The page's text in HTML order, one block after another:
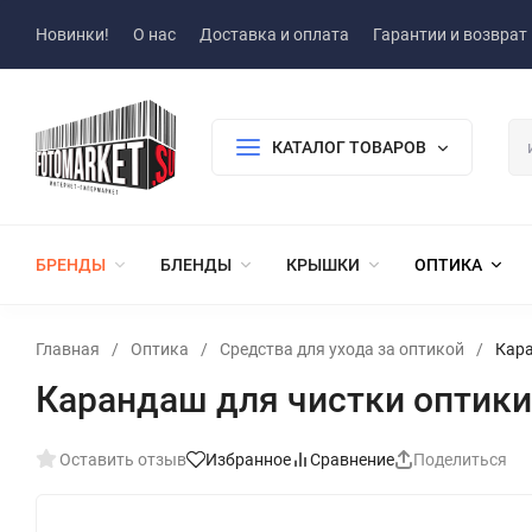
Новинки! О нас Доставка и оплата Гарантии и возврат
КАТАЛОГ ТОВАРОВ
БРЕНДЫ БЛЕНДЫ КРЫШКИ ОПТИКА
Главная / Оптика / Средства для ухода за оптикой /
Карандаш для чистки
Оставить отзыв Избранное Сравнение Поделиться